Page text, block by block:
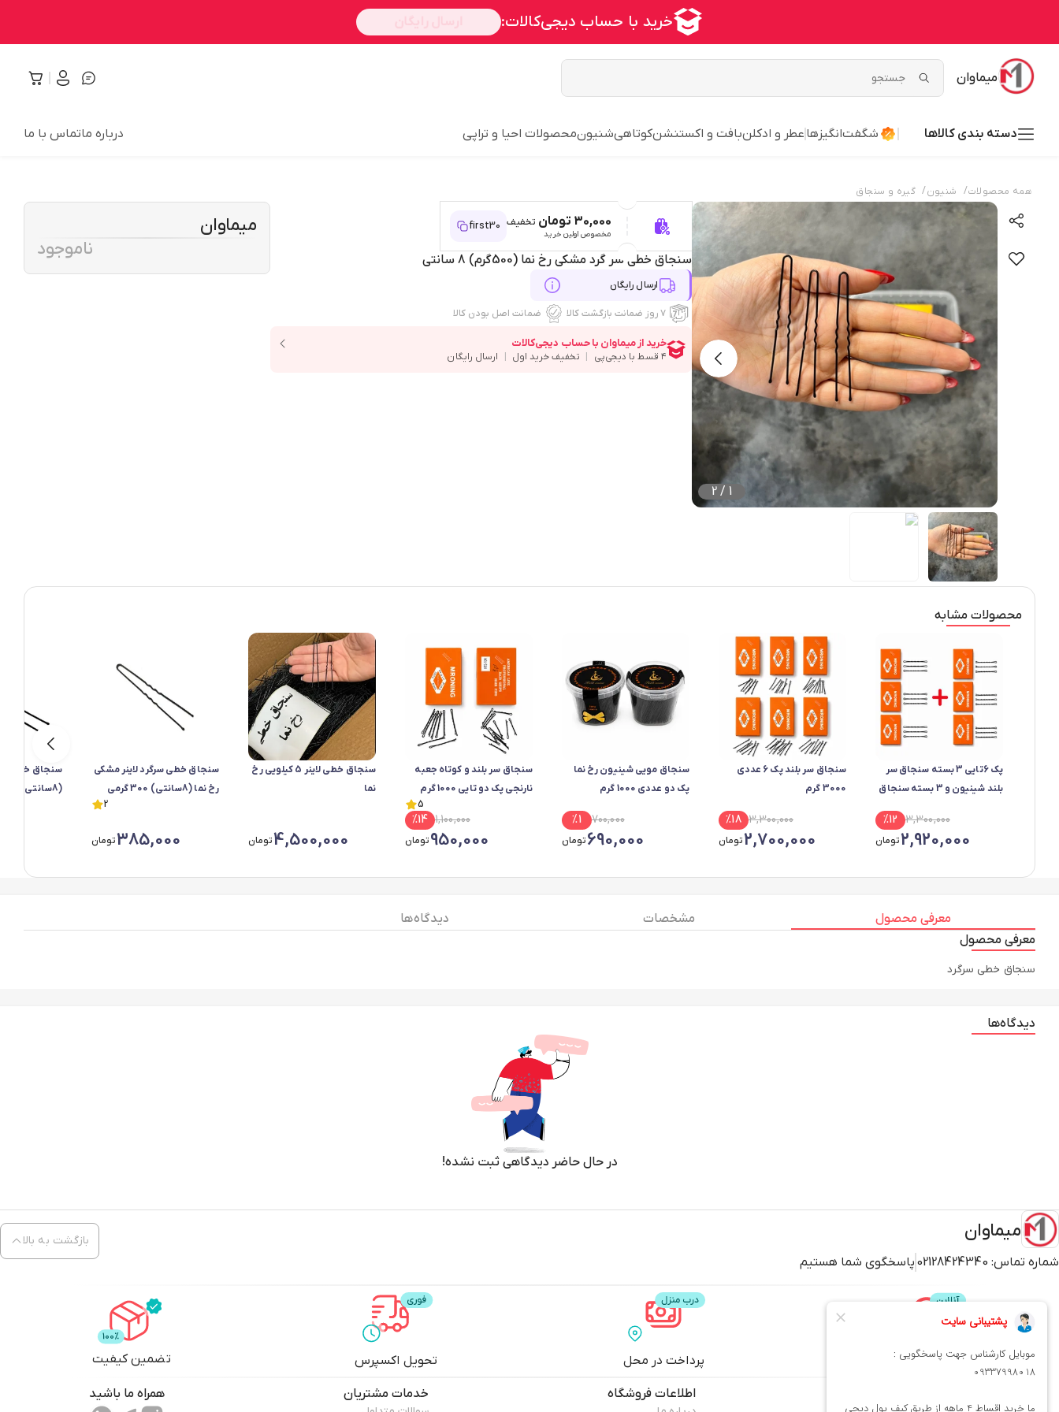
میماوان
دسته بندی کالاها شگفت‌انگیزها عطر و ادکلنبافت و اکستنشنکوتاهیشنیونمحصولات احیا و تراپی درباره ماتماس با ما
همه محصولات/ شنیون/ گیره و سنجاق
1
/
2
30,000 تومان تخفیف
مخصوص اولین خرید
first30
سنجاق خطی سر گرد مشکی رخ نما (500گرم) 8 سانتی
ارسال رایگان
۷ روز ضمانت بازگشت کالا ضمانت اصل بودن کالا
میماوان
ناموجود
محصولات مشابه
پک 6تایی 3 بسته سنجاق سر
بلند شینیون و 3 بسته سنجاق
3,300,000
%12
2,920,000تومان
سنجاق سر بلند پک 6 عددی
3000 گرم
3,300,000
%18
2,700,000تومان
سنجاق مویی شینیون رخ نما
پک دو عددی 1000 گرم
700,000
%1
690,000تومان
سنجاق سر بلند و کوتاه جعبه
نارنجی پک دو تایی 1000 گرم
5
1,100,000
%14
950,000تومان
سنجاق خطی لاینر 5 کیلویی رخ
نما
4,500,000تومان
سنجاق خطی سرگرد لاینر مشکی
رخ نما (8سانتی) 300 گرمی
2
385,000تومان
سنجاق خطی
(8سانتی) 500 گرمی
معرفی محصول مشخصات
دیدگاه ها
معرفی محصول
سنجاق خطی سرگرد
دیدگاه‌ها
در حال حاضر دیدگاهی ثبت نشده!
میماوان
شماره تماس: 02128424340 پاسخگوی شما هستیم
بازگشت به بالا
پشتیبانی پرداخت در محل تحویل اکسپرس تضمین کیفیت
اطلاعات فروشگاه خدمات مشتریان همراه ما باشید